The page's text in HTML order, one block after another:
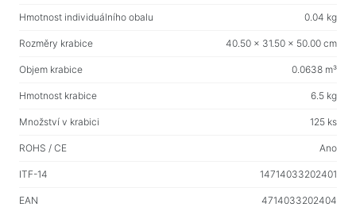
Kabely a adaptéry
Kabely USB
Síťové kabely
Čtečky karet a rozbočovače USB
Hmotnost individuálního obalu 0.04 kg
Rozměry krabice 40.50 x 31.50 x 50.00 cm
Objem krabice 0.0638 m³
Hmotnost krabice 6.5 kg
Množství v krabici 125 ks
ROHS / CE Ano
ITF-14 14714033202401
EAN 4714033202404